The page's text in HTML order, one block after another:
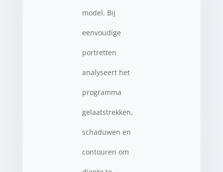
model. Bij
eenvoudige
portretten
analyseert het
programma
gelaatstrekken,
schaduwen en
contouren om